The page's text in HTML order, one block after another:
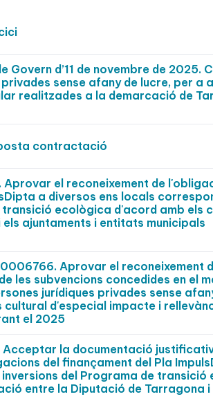
d’11 de novembre de 2025.
sense afany de lucre, per a
realitzades a la demarcació de
contractació
el reconeixement de
a diversos ens locals
ecològica d'acord amb els
ajuntaments i entitats municipals
Aprovar el reconeixement
les subvencions concedides en el
jurídiques privades sense
d'especial impacte i
el 2025
la documentació
del finançament del Pla
del Programa de
entre la Diputació de Tarragona i